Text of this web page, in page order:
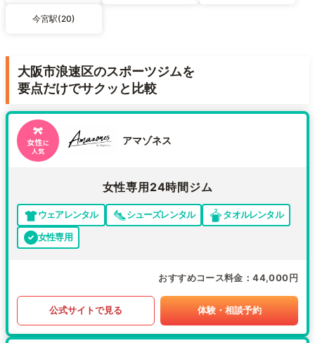
今宮駅(20)
大阪市浪速区のスポーツジムを
要点だけでサクッと比較
アマゾネス
女性専用24時間ジム
ウェアレンタル シューズレンタル
タオルレンタル
女性専用
おすすめコース料金 44,000円
公式サイトで見る 体験・相談予約